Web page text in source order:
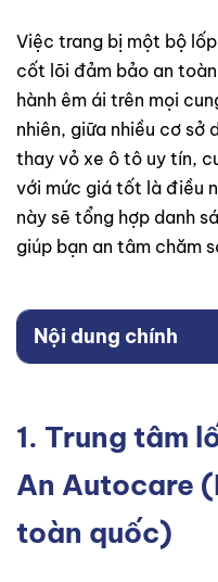
Việc trang bị một bộ
cốt lõi đảm bảo an
hành êm ái trên mọi
nhiên, giữa nhiều cơ sở
thay vỏ xe ô tô uy tín,
với mức giá tốt là điều
này sẽ tổng hợp danh
giúp bạn an tâm chăm
Nội dung chính
1. Trung tâm
An Autocare
toàn quốc)